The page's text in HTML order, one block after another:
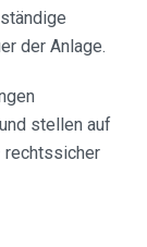
der Anlage.
stellen auf
rechtssicher